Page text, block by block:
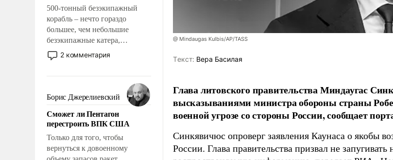
500-тонный безэкипажный
корабль – нечто гораздо
большее, чем небольшие
безэкипажные катера,
применение которых уже
стало обыденностью. Задача по
сложна и амбициозна. Однако
и ее реализация радикально
поднимет наши боевые
возможности.
2 комментария
Борис Джерелиевский
Сможет ли Пентагон
перестроить ВПК США
Только для того, чтобы
вернуться к довоенному
@ Mindaugas Kulbis/AP/TASS
Tекст: Вера Басилая
Глава литовского правительства Миндаугас
высказываниями министра обороны страны
военной угрозе со стороны России, сообщает
Синкявичюс опроверг заявления Каунаса о якобы
России. Глава правительства призвал не